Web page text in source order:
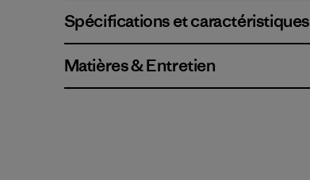
Spécifications et caractéristiques
Matières & Entretien